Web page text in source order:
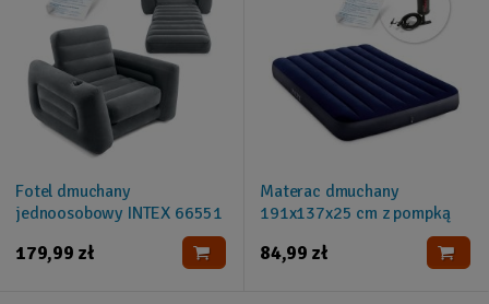
Fotel dmuchany
jednoosobowy INTEX 66551
179,99 zł
Materac dmuchany
191x137x25 cm z pompką
84,99 zł